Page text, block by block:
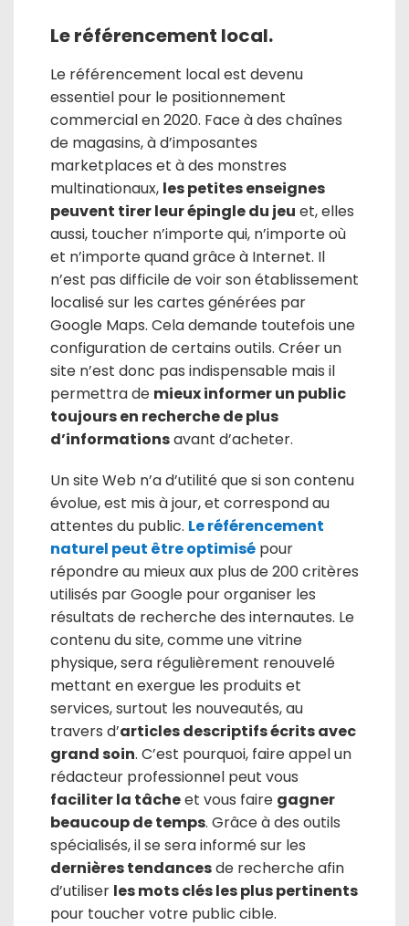
Le référencement local.
Le référencement local est devenu
essentiel pour le positionnement
commercial en 2020. Face à des chaînes
de magasins, à d’imposantes
marketplaces et à des monstres
multinationaux, les petites enseignes
peuvent tirer leur épingle du jeu et, elles
aussi, toucher n’importe qui, n’importe où
et n’importe quand grâce à Internet. Il
n’est pas difficile de voir son établissement
localisé sur les cartes générées par
Google Maps. Cela demande toutefois une
configuration de certains outils. Créer un
site n’est donc pas indispensable mais il
permettra de mieux informer un public
toujours en recherche de plus
d’informationsavant d’acheter.
Un site Web n’a d’utilité que si son contenu
évolue, est mis à jour, et correspond au
attentes du public. Le référencement
naturel peut être optimisé pour
répondre au mieux aux plus de 200 critères
utilisés par Google pour organiser les
résultats de recherche des internautes. Le
contenu du site, comme une vitrine
physique, sera régulièrement renouvelé
mettant en exergue les produits et
services, surtout les nouveautés, au
travers d’articles descriptifs écrits avec
grand soin. C’est pourquoi, faire appel un
rédacteur professionnel peut vous
faciliter la tâcheet vous faire gagner
beaucoup de temps. Grâce à des outils
spécialisés, il se sera informé sur les
dernières tendancesde recherche afin
d’utiliser les mots clés les plus pertinents
pour toucher votre public cible.